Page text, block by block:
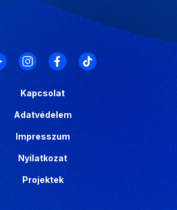
Kapcsolat
Adatvédelem
Impresszum
Nyilatkozat
Projektek